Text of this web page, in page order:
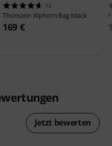
13
ThomannAlphorn Bag black
169 €
Jetzt bewerten